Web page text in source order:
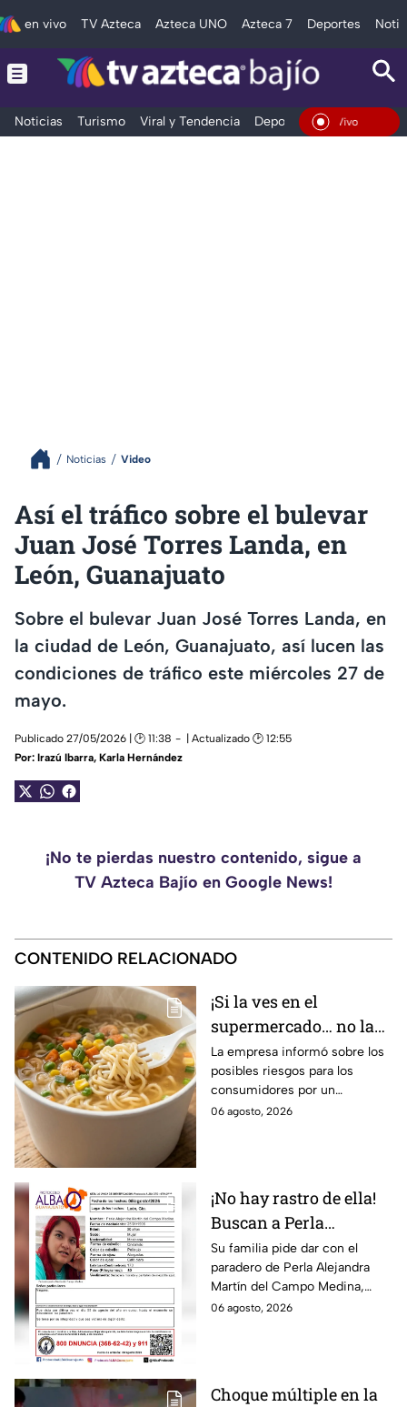
en vivo TV Azteca Azteca UNO Azteca 7 Deportes
Noticias Turismo Viral y Tendencia Deportes Espectáculos
En Vivo
Noticias Video
Así el tráfico sobre el bulevar
Juan José Torres Landa, en
León, Guanajuato
Sobre el bulevar Juan José Torres Landa, en
la ciudad de León, Guanajuato, así lucen las
condiciones de tráfico este miércoles 27 de
mayo.
Publicado 27/05/2026 | 🕑 11:38
| Actualizado 🕑 12:55
Por: Irazú Ibarra, Karla Hernández
¡No te pierdas nuestro contenido, sigue a
TV Azteca Bajío en Google News!
CONTENIDO RELACIONADO
¡Si la ves en el
supermercado… no la
compres! Retiran
reconocida sopa
instantánea por riesgo
en uno de sus
La empresa informó sobre los
posibles riesgos para los
consumidores por un
ingrediente extra en el
06 agosto, 2026
¡No hay rastro de ella!
Buscan a Perla
Alejandra Martín del
Campo Medina,
desaparecida en
Guanajuato
Su familia pide dar con el
paradero de Perla Alejandra
Martín del Campo Medina,
quien fue vista por última vez
06 agosto, 2026
Choque múltiple en la